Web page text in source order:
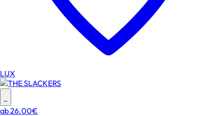
LUX
–
ab26.00€